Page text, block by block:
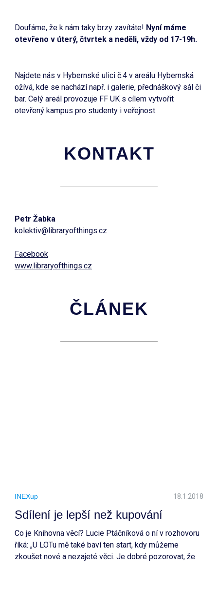
Doufáme, že k nám taky brzy zavítáte! Nyní máme
otevřeno v úterý, čtvrtek a neděli, vždy od 17-19h.
Najdete nás v Hybernské ulici č.4 v areálu Hybernská
ožívá, kde se nachází např. i galerie, přednáškový sál či
bar. Celý areál provozuje FF UK s cílem vytvořit
otevřený kampus pro studenty i veřejnost.
KONTAKT
Petr Žabka
kolektiv@libraryofthings.cz
Facebook
www.libraryofthings.cz
ČLÁNEK
INEXup 18.1.2018
Sdílení je lepší než kupování
Co je Knihovna věcí? Lucie Ptáčníková o ní v rozhovoru
říká: „U LOTu mě také baví ten start, kdy můžeme
zkoušet nové a nezajeté věci. Je dobré pozorovat, že